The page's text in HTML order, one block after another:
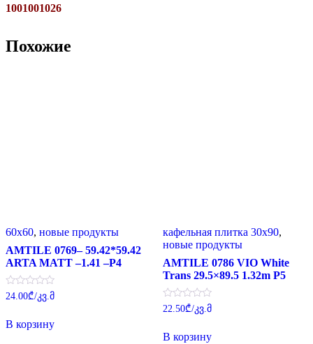
1001001026
Похожие
60x60, новые продукты
AMTILE 0769– 59.42*59.42
ARTA MATT –1.41 –P4
Оценка
0
5
24.00₾/კვ.მ
В корзину
кафельная плитка 30x90,
новые продукты
AMTILE 0786 VIO White
Trans 29.5×89.5 1.32m P5
Оценка
0
5
22.50₾/კვ.მ
В корзину